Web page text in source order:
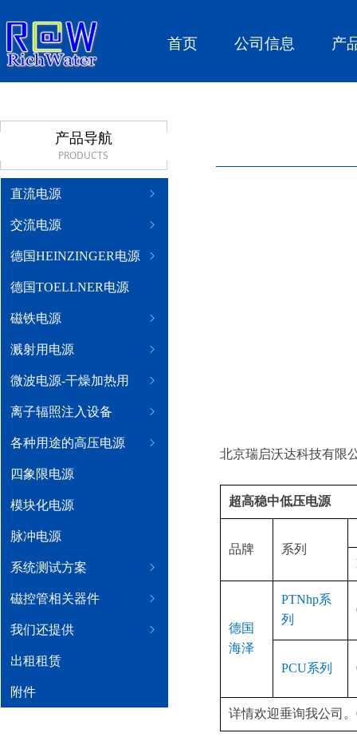
首页 公司信息 产
产品导航
PRODUCTS
ꁇ
直流电源
ꁇ
交流电源
ꁇ
德国HEINZINGER电源
德国TOELLNER电源
ꁇ
磁铁电源
ꁇ
溅射用电源
ꁇ
微波电源-干燥加热用
ꁇ
离子辐照注入设备
ꁇ
各种用途的高压电源
四象限电源
模块化电源
脉冲电源
ꁇ
系统测试方案
ꁇ
磁控管相关器件
ꁇ
我们还提供
出租租赁
附件
北京瑞启沃达科技有限
超高稳中低压电源
品牌 系列
德国
海泽
PTNhp系
列
PCU系列
详情欢迎垂询我公司。